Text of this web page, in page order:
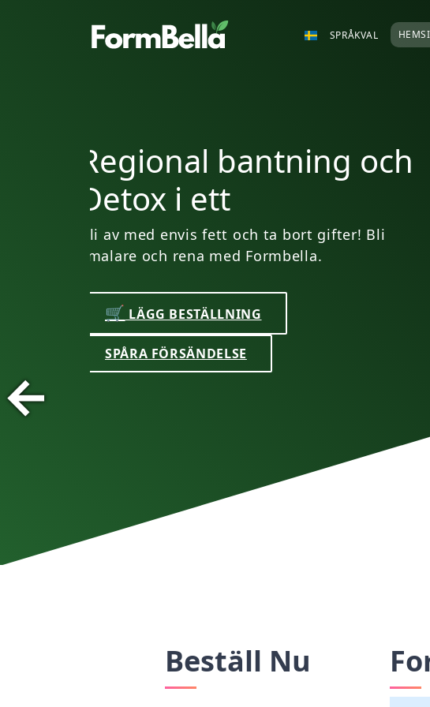
SPRÅKVAL
Ett energiskt och
vältränat liv
Tappa inte din energi samtidigt som du går
vikt! Känn dig mer energisk när du går ner i
🛒LÄGG BESTÄLLNING
SPÅRA FÖRSÄNDELSE
←
Beställ Nu